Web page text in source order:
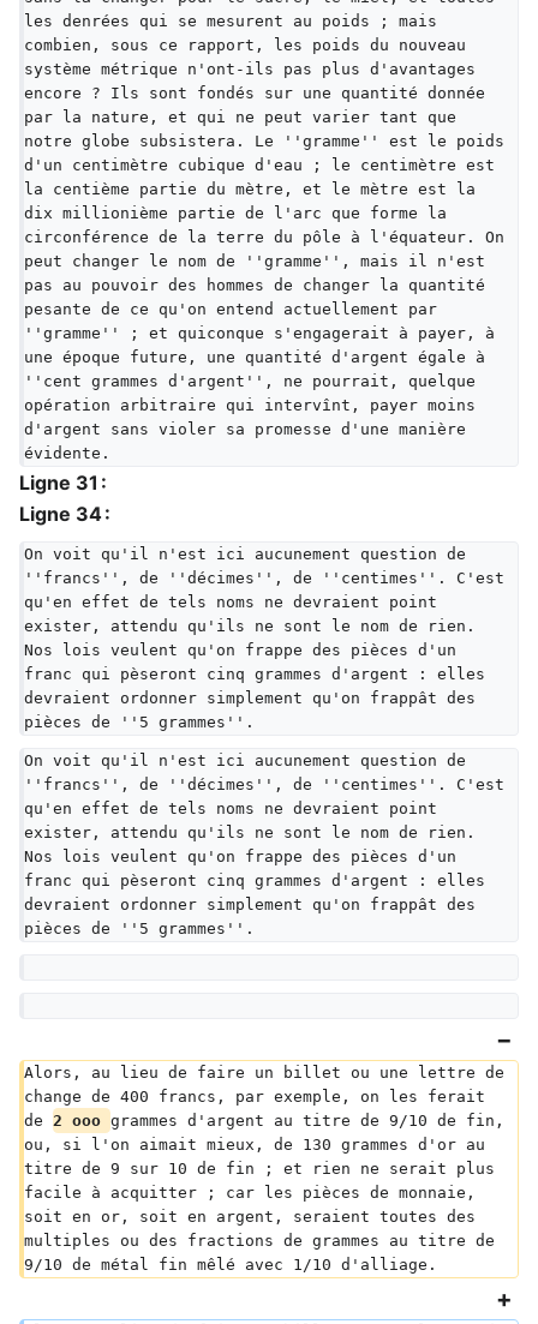
les denrées qui se mesurent au poids ; mais
combien, sous ce rapport, les poids du nouveau
système métrique n'ont-ils pas plus d'avantages
encore ? Ils sont fondés sur une quantité donnée
par la nature, et qui ne peut varier tant que
notre globe subsistera. Le ''gramme'' est le poids
d'un centimètre cubique d'eau ; le centimètre est
la centième partie du mètre, et le mètre est la
dix millionième partie de l'arc que forme la
circonférence de la terre du pôle à l'équateur. On
peut changer le nom de ''gramme'', mais il n'est
pas au pouvoir des hommes de changer la quantité
pesante de ce qu'on entend actuellement par
''gramme'' ; et quiconque s'engagerait à payer, à
une époque future, une quantité d'argent égale à
''cent grammes d'argent'', ne pourrait, quelque
opération arbitraire qui intervînt, payer moins
d'argent sans violer sa promesse d'une manière
évidente.
Ligne 31 :
Ligne 34 :
On voit qu'il n'est ici aucunement question de
''francs'', de ''décimes'', de ''centimes''. C'est
qu'en effet de tels noms ne devraient point
exister, attendu qu'ils ne sont le nom de rien.
Nos lois veulent qu'on frappe des pièces d'un
franc qui pèseront cinq grammes d'argent : elles
devraient ordonner simplement qu'on frappât des
pièces de ''5 grammes''.
On voit qu'il n'est ici aucunement question de
''francs'', de ''décimes'', de ''centimes''. C'est
qu'en effet de tels noms ne devraient point
exister, attendu qu'ils ne sont le nom de rien.
Nos lois veulent qu'on frappe des pièces d'un
franc qui pèseront cinq grammes d'argent : elles
devraient ordonner simplement qu'on frappât des
pièces de ''5 grammes''.
Alors, au lieu de faire un billet ou une lettre de
change de 400 francs, par exemple, on les ferait
de 2 ooo grammes d'argent au titre de 9/10 de fin,
ou, si l'on aimait mieux, de 130 grammes d'or au
titre de 9 sur 10 de fin ; et rien ne serait plus
facile à acquitter ; car les pièces de monnaie,
soit en or, soit en argent, seraient toutes des
multiples ou des fractions de grammes au titre de
9/10 de métal fin mêlé avec 1/10 d'alliage.